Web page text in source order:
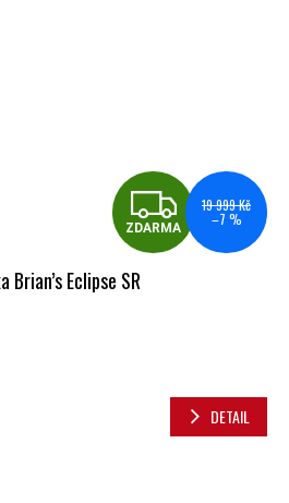
ZDARMA
19 999 Kč
–7 %
Brian’s Eclipse SR
DETAIL